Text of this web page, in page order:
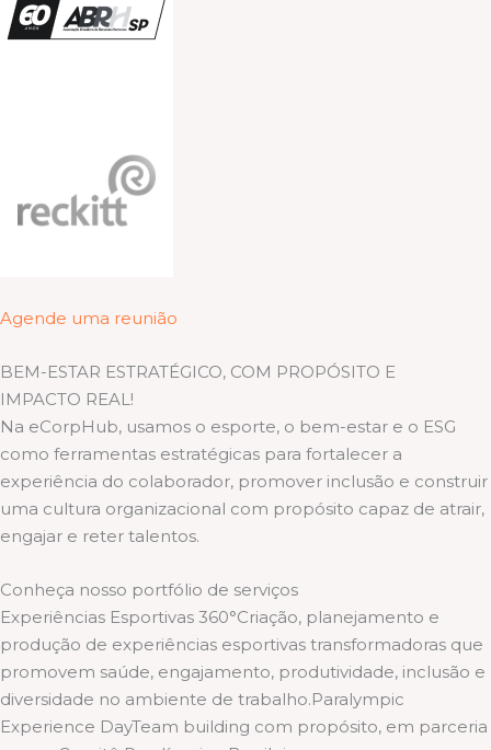
Agende uma reunião
BEM-ESTAR ESTRATÉGICO, COM PROPÓSITO E
IMPACTO REAL!
Na eCorpHub, usamos o esporte, o bem-estar e o ESG
como ferramentas estratégicas para fortalecer a
experiência do colaborador, promover inclusão e construir
uma cultura organizacional com propósito capaz de atrair,
engajar e reter talentos.
Conheça nosso portfólio de serviços
Experiências Esportivas 360°Criação, planejamento e
produção de experiências esportivas transformadoras que
promovem saúde, engajamento, produtividade, inclusão e
diversidade no ambiente de trabalho.Paralympic
Experience DayTeam building com propósito, em parceria